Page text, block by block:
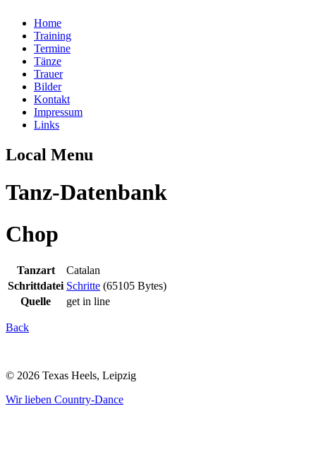
Home
Training
Termine
Tänze
Trauer
Bilder
Kontakt
Impressum
Links
Local Menu
Tanz-Datenbank
Chop
Tanzart
Catalan
Schrittdatei Schritte (65105 Bytes)
Quelle
get in line
Back
© 2026 Texas Heels, Leipzig
Wir lieben Country-Dance